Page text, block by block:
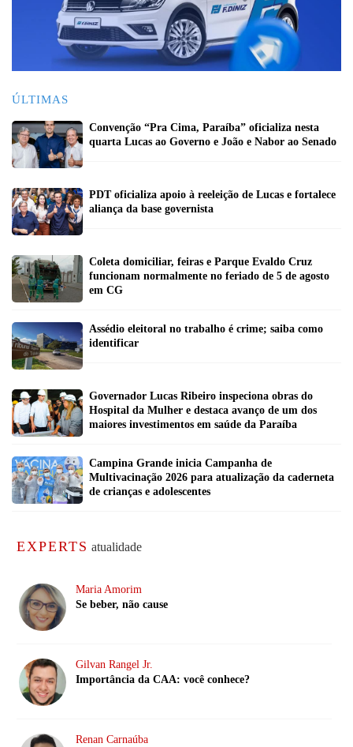
ÚLTIMAS
Convenção “Pra Cima, Paraíba” oficializa nesta
quarta Lucas ao Governo e João e Nabor ao Senado
PDT oficializa apoio à reeleição de Lucas e fortalece
aliança da base governista
Coleta domiciliar, feiras e Parque Evaldo Cruz
funcionam normalmente no feriado de 5 de agosto
em CG
Assédio eleitoral no trabalho é crime; saiba como
identificar
Governador Lucas Ribeiro inspeciona obras do
Hospital da Mulher e destaca avanço de um dos
maiores investimentos em saúde da Paraíba
Campina Grande inicia Campanha de
Multivacinação 2026 para atualização da caderneta
de crianças e adolescentes
EXPERTS atualidade
Maria Amorim
Se beber, não cause
Gilvan Rangel Jr.
Importância da CAA: você conhece?
Renan Carnaúba